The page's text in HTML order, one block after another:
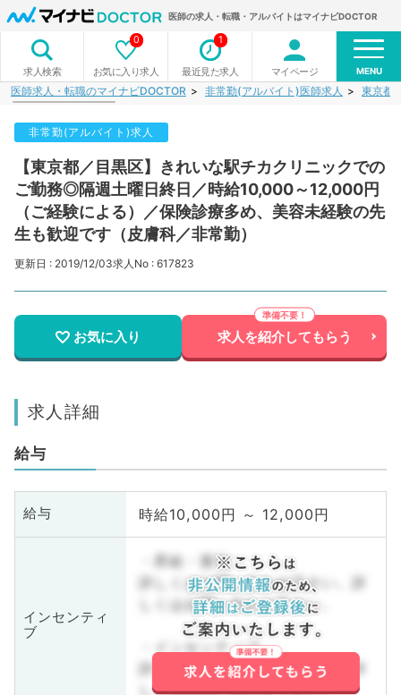
医師の求人・転職・アルバイトはマイナビDOCTOR
求人検索 お気に入り求人
0
最近見た求人
1
マイページ MENU
医師求人・転職のマイナビDOCTOR 非常勤(アルバイト)医師求人 東京都
非常勤(アルバイト)求人
【東京都／目黒区】きれいな駅チカクリニックでの
ご勤務◎隔週土曜日終日／時給10,000～12,000円
（ご経験による）／保険診療多め、美容未経験の先
生も歓迎です（皮膚科／非常勤）
更新日 : 2019/12/03求人No : 617823
お気に入り 求人を紹介してもらう
求人詳細
給与
給与 時給10,000円 ～ 12,000円
インセンティ
ブ
・昇給・賞与
詳しくはお問い合わせ下さい。詳
しくはお問い合わせ下さい。
・インセンティブ
詳しくはお問い合わせ下さい。詳
しくはお問い合わせ下さい。